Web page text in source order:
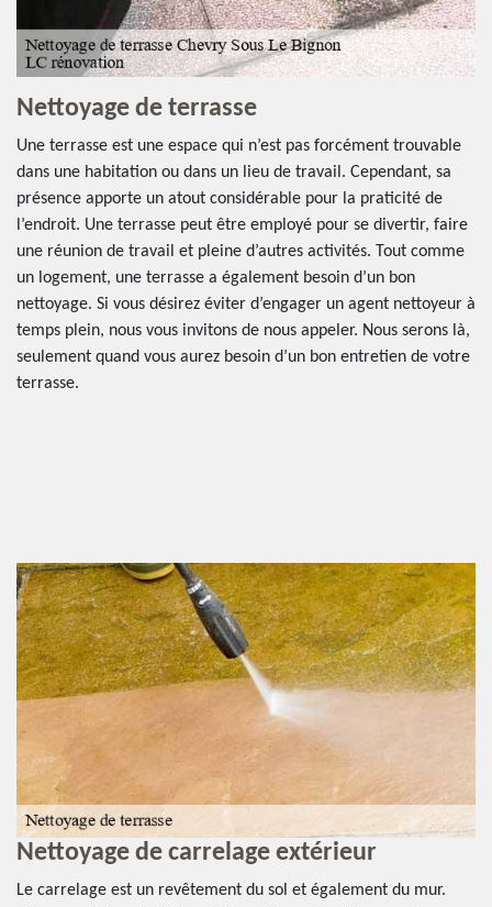
Nettoyage de terrasse
Une terrasse est une espace qui n’est pas forcément trouvable
dans une habitation ou dans un lieu de travail. Cependant, sa
présence apporte un atout considérable pour la praticité de
l’endroit. Une terrasse peut être employé pour se divertir, faire
une réunion de travail et pleine d’autres activités. Tout comme
un logement, une terrasse a également besoin d’un bon
nettoyage. Si vous désirez éviter d’engager un agent nettoyeur à
temps plein, nous vous invitons de nous appeler. Nous serons là,
seulement quand vous aurez besoin d’un bon entretien de votre
terrasse.
Nettoyage de carrelage extérieur
Le carrelage est un revêtement du sol et également du mur.